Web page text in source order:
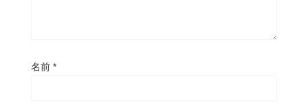
名前 *